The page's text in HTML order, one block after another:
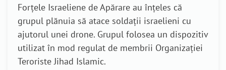
Forțele Israeliene de Apărare au înțeles că
grupul plănuia să atace soldații israelieni cu
ajutorul unei drone. Grupul folosea un dispozitiv
utilizat în mod regulat de membrii Organizației
Teroriste Jihad Islamic.